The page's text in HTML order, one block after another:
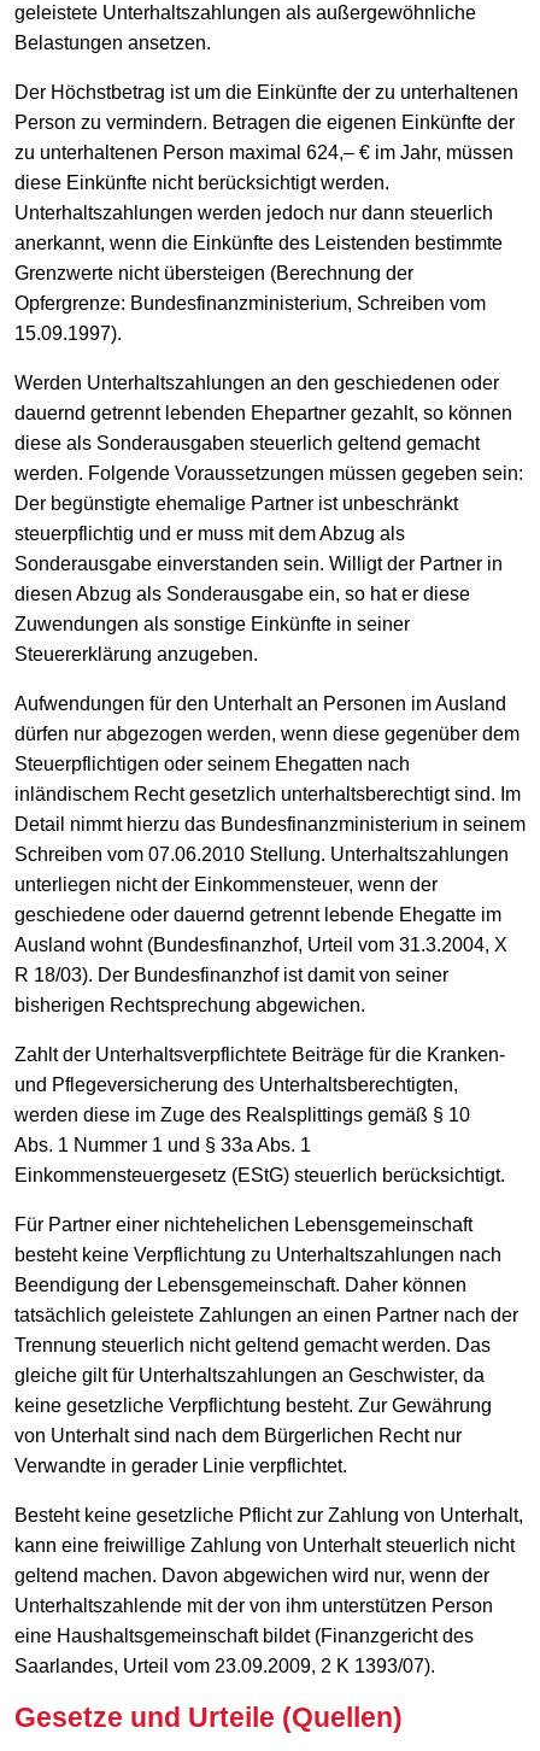
geleistete Unterhaltszahlungen als außergewöhnliche
Belastungen ansetzen.
Der Höchstbetrag ist um die Einkünfte der zu unterhaltenen
Person zu vermindern. Betragen die eigenen Einkünfte der
zu unterhaltenen Person maximal 624,– € im Jahr, müssen
diese Einkünfte nicht berücksichtigt werden.
Unterhaltszahlungen werden jedoch nur dann steuerlich
anerkannt, wenn die Einkünfte des Leistenden bestimmte
Grenzwerte nicht übersteigen (Berechnung der
Opfergrenze: Bundesfinanzministerium, Schreiben vom
15.09.1997).
Werden Unterhaltszahlungen an den geschiedenen oder
dauernd getrennt lebenden Ehepartner gezahlt, so können
diese als Sonderausgaben steuerlich geltend gemacht
werden. Folgende Voraussetzungen müssen gegeben sein:
Der begünstigte ehemalige Partner ist unbeschränkt
steuerpflichtig und er muss mit dem Abzug als
Sonderausgabe einverstanden sein. Willigt der Partner in
diesen Abzug als Sonderausgabe ein, so hat er diese
Zuwendungen als sonstige Einkünfte in seiner
Steuererklärung anzugeben.
Aufwendungen für den Unterhalt an Personen im Ausland
dürfen nur abgezogen werden, wenn diese gegenüber dem
Steuerpflichtigen oder seinem Ehegatten nach
inländischem Recht gesetzlich unterhaltsberechtigt sind. Im
Detail nimmt hierzu das Bundesfinanzministerium in seinem
Schreiben vom 07.06.2010 Stellung. Unterhaltszahlungen
unterliegen nicht der Einkommensteuer, wenn der
geschiedene oder dauernd getrennt lebende Ehegatte im
Ausland wohnt (Bundesfinanzhof, Urteil vom 31.3.2004, X
R 18/03). Der Bundesfinanzhof ist damit von seiner
bisherigen Rechtsprechung abgewichen.
Zahlt der Unterhaltsverpflichtete Beiträge für die Kranken-
und Pflegeversicherung des Unterhaltsberechtigten,
werden diese im Zuge des Realsplittings gemäß § 10
Abs. 1 Nummer 1 und § 33a Abs. 1
Einkommensteuergesetz (EStG) steuerlich berücksichtigt.
Für Partner einer nichtehelichen Lebensgemeinschaft
besteht keine Verpflichtung zu Unterhaltszahlungen nach
Beendigung der Lebensgemeinschaft. Daher können
tatsächlich geleistete Zahlungen an einen Partner nach der
Trennung steuerlich nicht geltend gemacht werden. Das
gleiche gilt für Unterhaltszahlungen an Geschwister, da
keine gesetzliche Verpflichtung besteht. Zur Gewährung
von Unterhalt sind nach dem Bürgerlichen Recht nur
Verwandte in gerader Linie verpflichtet.
Besteht keine gesetzliche Pflicht zur Zahlung von Unterhalt,
kann eine freiwillige Zahlung von Unterhalt steuerlich nicht
geltend machen. Davon abgewichen wird nur, wenn der
Unterhaltszahlende mit der von ihm unterstützen Person
eine Haushaltsgemeinschaft bildet (Finanzgericht des
Saarlandes, Urteil vom 23.09.2009, 2 K 1393/07).
Gesetze und Urteile (Quellen)